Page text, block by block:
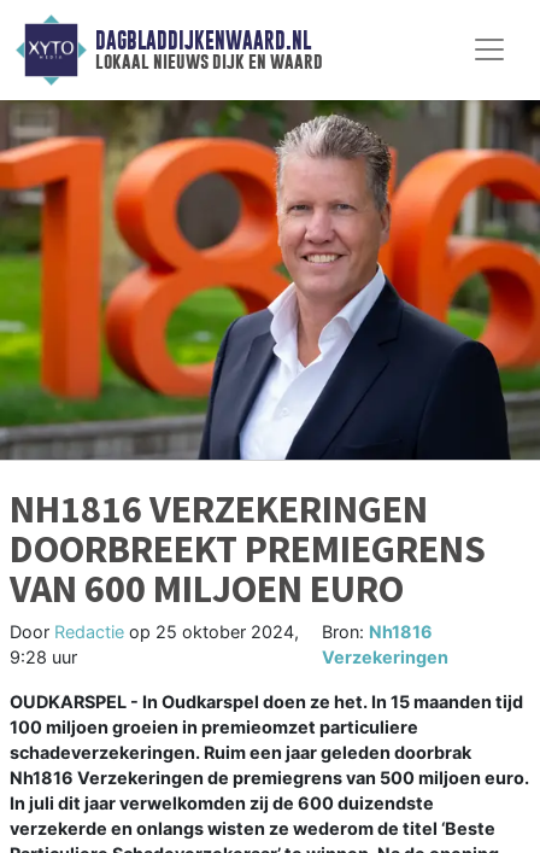
DAGBLADDIJKENWAARD.NL
lokaal nieuws dijk en waard
NH1816 VERZEKERINGEN
DOORBREEKT PREMIEGRENS
VAN 600 MILJOEN EURO
Door Redactie op 25 oktober 2024,
9:28 uur
Bron: Nh1816
Verzekeringen
OUDKARSPEL - In Oudkarspel doen ze het. In 15 maanden tijd
100 miljoen groeien in premieomzet particuliere
schadeverzekeringen. Ruim een jaar geleden doorbrak
Nh1816 Verzekeringen de premiegrens van 500 miljoen euro.
In juli dit jaar verwelkomden zij de 600 duizendste
verzekerde en onlangs wisten ze wederom de titel ‘Beste